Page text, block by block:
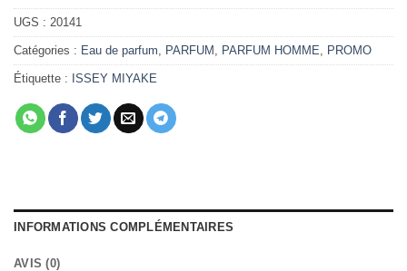
UGS : 20141
Catégories : Eau de parfum PARFUM PARFUM HOMME PROMO
Étiquette : ISSEY MIYAKE
INFORMATIONS COMPLÉMENTAIRES
AVIS (0)